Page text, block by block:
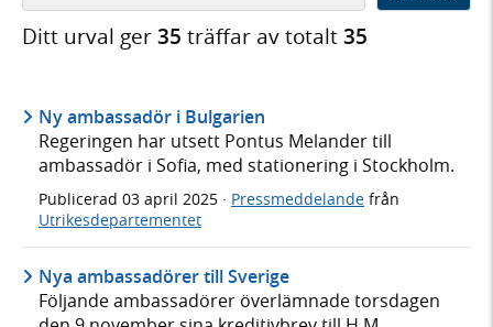
Ditt urval ger35 träffar av totalt35
Ny ambassadör i Bulgarien
Regeringen har utsett Pontus Melander till
ambassadör i Sofia, med stationering i Stockholm.
Publicerad 03 april 2025 · Pressmeddelande från
Utrikesdepartementet
Nya ambassadörer till Sverige
Följande ambassadörer överlämnade torsdagen